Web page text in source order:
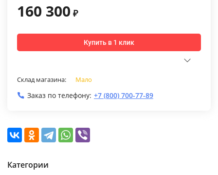
160 300 ₽
Купить в 1 клик
Склад магазина: Мало
Заказ по телефону: +7 (800) 700-77-89
Категории